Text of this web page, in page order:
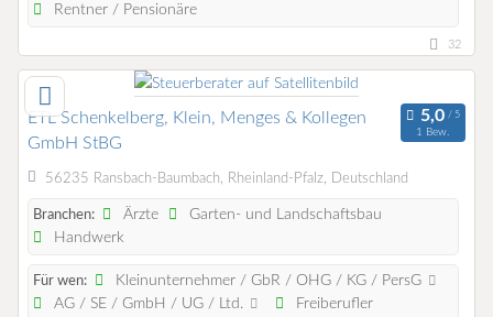
Rentner / Pensionäre
32
ETL Schenkelberg, Klein, Menges & Kollegen
GmbH StBG
1 Bew.
56235 Ransbach-Baumbach, Rheinland-Pfalz, Deutschland
Branchen: Ärzte
Garten- und Landschaftsbau
Handwerk
Für wen:
Kleinunternehmer / GbR / OHG / KG / PersG
AG / SE / GmbH / UG / Ltd.
Freiberufler